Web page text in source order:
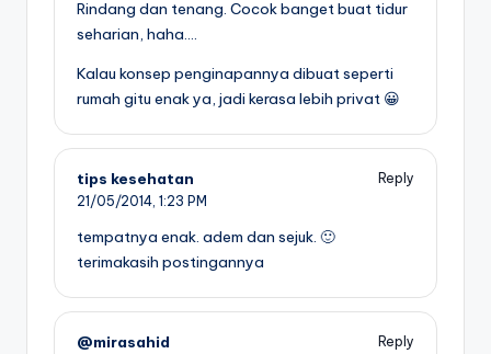
Rindang dan tenang. Cocok banget buat tidur
seharian, haha….
Kalau konsep penginapannya dibuat seperti
rumah gitu enak ya, jadi kerasa lebih privat 😀
tips kesehatan
Reply
21/05/2014, 1:23 PM
tempatnya enak. adem dan sejuk. 🙂
terimakasih postingannya
@mirasahid
Reply